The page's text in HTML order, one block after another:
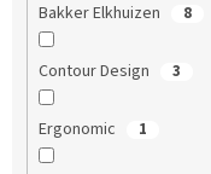
Bakker Elkhuizen 8
Contour Design 3
Ergonomic 1